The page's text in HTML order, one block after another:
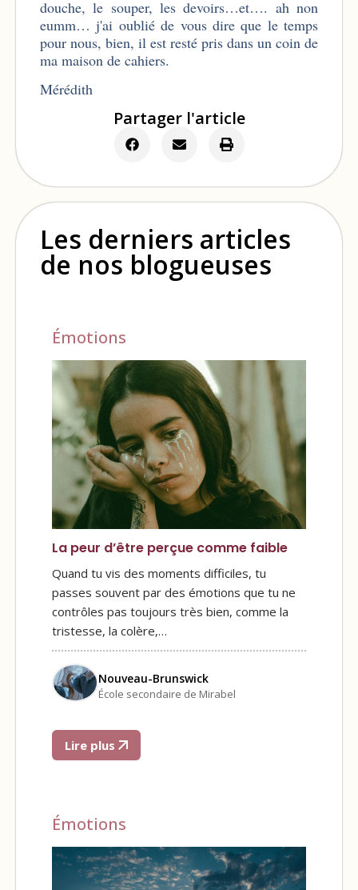
douche, le souper, les devoirs…et…. ah non
eumm… j'ai oublié de vous dire que le temps
pour nous, bien, il est resté pris dans un coin de
ma maison de cahiers.
Mérédith
Partager l'article
Les derniers articles
de nos blogueuses
Émotions
La peur d’être perçue comme faible
Quand tu vis des moments difficiles, tu
passes souvent par des émotions que tu ne
contrôles pas toujours très bien, comme la
tristesse, la colère,…
Nouveau-Brunswick
École secondaire de Mirabel
Lire plus
Émotions